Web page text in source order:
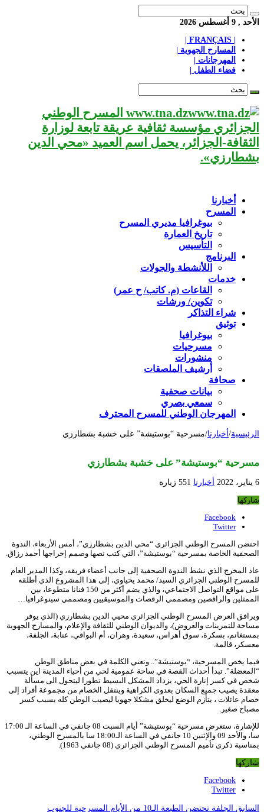
الأحد , 9 أغسطس 2026
المسارح الجهوية |
المهرجانات |
فضاء الطفل |
www.tna.dz المسرح الوطني
الجزائري مؤسسة ثقافية عريقة تابعة لوزارة
الثقافة-الجزائر، يحمل اسم العميد «محي الدين
بشطارزي».
أخبارنا
المسرح
بيوغرافيا مديري المسرح
تاريخ العمارة
التأسيس
البرنامج
اللأنشطة والجولات
خدمات
القاعات (م. كاتب/ ح عمر)
تكوين/ ورشات
شراء التذاكر
توثيق
بيوغرافيا
مسرحيات
منشورات
أرشيف الملصقات
صحافة
بيانات صحفية
سمعي بصري
المهرجان الوطني للمسرح المحترف
الرئيسية/ أخبارنا/مسرحية “بوستيشة” على خشبة بشطارزي
مسرحية “بوستيشة” على خشبة بشطارزي
6 يناير، 2022 أخبارنا 551 زيارة
شاركها
Facebook
Twitter
احتضن المسرح الوطني الجزائري “محي الدين بشطارزي”، أمس الأربعاء، الندوة
الصحفية الخاصة بمسرحية “بوستيشة”، التي كتب نصها وصمم إخراجها أحمد رزاق.
عاد المخرج الذي نشط الندوة الصحفية إلى جانب أعضاء فريقه، وكذا المدير العام
للمسرح الوطني الجزائري السيد/ محمد يحياوي، إلى هذا المشروع الذي أطلقه
على مواقع التواصل الاجتماعي، والذي يضم أكثر من 150 فنانا متطوعا، بين
الممثلين والراقصين ومصممي الرقصات والموسيقيين ومصممي سينوغرافيا…
ويرافق العرض المسرح الوطني الجزائري محيي الدين بشطارزي (الذي يوفر
مساحة للتمرينات والعروض)، والديوان الوطني للثقافة والإعلام، والمسارح الجهوية
بمستغانم، بسكرة، سوق أهراس، سعيدة، وهران، أم البواقي، عنابة، الجلفة،
معسكر، قالمة.
فيما يخص المسرحية، “بوستيشة”.. وتعني الكلمة في بعض مناطق الوطن
“المعضلة”. تبدأ أحداث القصة في ساحة عمومية لحي من أحياء المدينة اين يتسبب
شخص في كسر إنارة الحي، يزداد المشكل البسيط تطورا ليتحول الى مسألة
معقدة يصيب جميع السكان بعدوى الكراهية وينتقل الخصام من مجموعة أفراد إلى
خصام عائلات ، يتأزم الوضع ليخلق مشكلا جهويا ليصيب الوطن كله بسبب كسر
مصباح صغير.
للإشارة، ستعرض مسرحية “بوستيشة” أيام السبت 08 جانفي في الساعة الـ 17:00
سا، والأحد 09 والإثنين 10 جانفي في الساعة الـ18:00 سا بالمسرح الوطني،
بمناسبة ذكرى تأميم المسرح الوطني الجزائري (08 جانفي 1963).
شاركها
Facebook
Twitter
السابق الجلفة تحتضن الطبعة الـ10 من الأيام المسرحية للجنوب